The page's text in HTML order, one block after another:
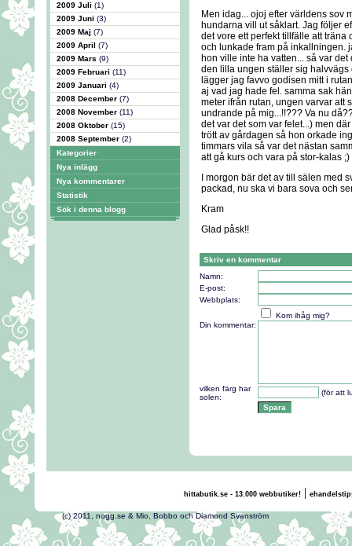
2009 Juli (1)
2009 Juni (3)
2009 Maj (7)
2009 April (7)
2009 Mars (9)
2009 Februari (11)
2009 Januari (4)
2008 December (7)
2008 November (11)
2008 Oktober (15)
2008 September (2)
Kategorier
Nya inlägg
Nya kommentarer
Statistik
Sök i denna blogg
Men idag... ojoj efter världens sov
hundarna vill ut såklart. Jag följer
det vore ett perfekt tillfälle att
och lunkade fram på inkallningen.
hon ville inte ha vatten... så var
den lilla ungen ställer sig
lägger jag favvo godisen mitt i
aj vad jag hade fel. samma sak
meter ifrån rutan, ungen varvar att
undrande på mig...!!??? Va nu
det var det som var felet...) men
trött av gårdagen så hon orkade
timmars vila så var det nästan
att gå kurs och vara på stor-kalas ;)
I morgon bär det av till sälen med
packad, nu ska vi bara sova och
Kram
Glad påsk!!
Skriv en kommentar
Namn:
E-post:
Webbplats:
Kom ihåg mig?
Din kommentar:
vilken färg har
solen:
(för att
hittabutik.se - 13.000 webbutiker!|
(c) 2011, nogg.se & Mio, Bobbo och Diamond